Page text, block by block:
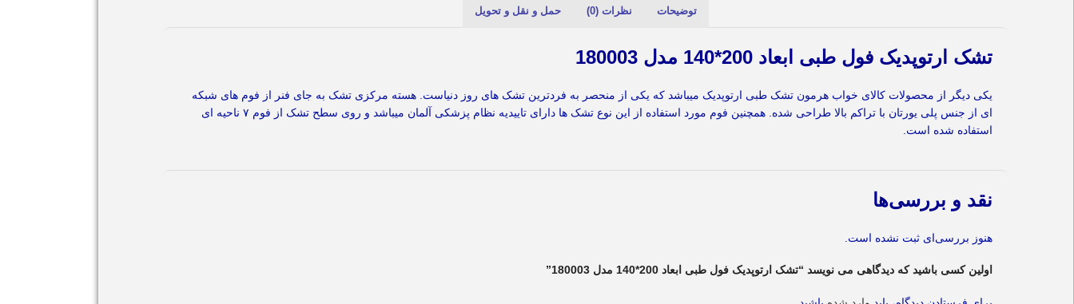
توضیحات نظرات (0) حمل و نقل و تحویل
تشک ارتوپدیک فول طبی ابعاد 200*140 مدل 180003
یکی دیگر از محصولات کالای خواب هرمون تشک طبی ارتوپدیک میباشد که یکی از منحصر به فردترین تشک های روز دنیاست. هسته مرکزی تشک به جای فنر از فوم های شبکه
ای از جنس پلی یورتان با تراکم بالا طراحی شده. همچنین فوم مورد استفاده از این نوع تشک ها دارای تاییدیه نظام پزشکی آلمان میباشد و روی سطح تشک از فوم ٧ ناحیه ای
استفاده شده است.
نقد و بررسی‌ها
هنوز بررسی‌ای ثبت نشده است.
اولین کسی باشید که دیدگاهی می نویسد “تشک ارتوپدیک فول طبی ابعاد 200*140 مدل 180003”